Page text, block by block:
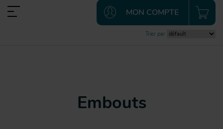
MON COMPTE
Trier par
Embouts